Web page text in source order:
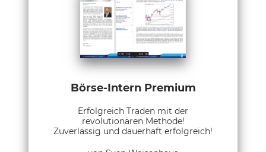
Börse-Intern Premium
Erfolgreich Traden mit der
revolutionären Methode!
Zuverlässig und dauerhaft erfolgreich!